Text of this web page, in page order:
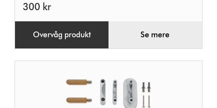
300 kr
Overvåg produkt Se mere